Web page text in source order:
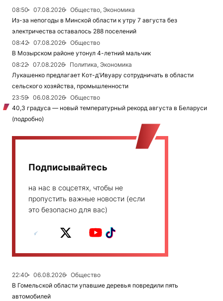
08:50 07.08.2026
Общество, Экономика
Из-за непогоды в Минской области к утру 7 августа без
электричества оставалось 288 поселений
08:42
07.08.2026
Общество
В Мозырском районе утонул 4-летний мальчик
08:22
07.08.2026
Политика, Экономика
Лукашенко предлагает Кот-д'Ивуару сотрудничать в области
сельского хозяйства, промышленности
23:59
06.08.2026
Общество
40,3 градуса — новый температурный рекорд августа в Беларуси
(подробно)
Подписывайтесь
на нас в соцсетях, чтобы не
пропустить важные новости (если
это безопасно для вас)
22:40 06.08.2026
Общество
В Гомельской области упавшие деревья повредили пять
автомобилей